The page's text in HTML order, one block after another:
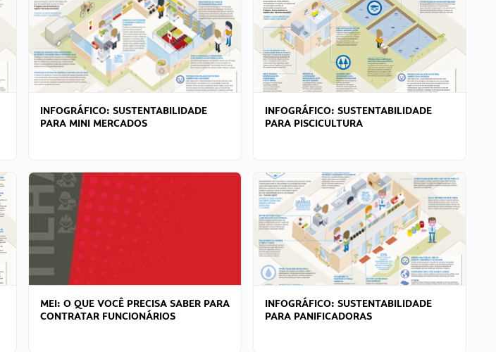
INFOGRÁFICO: SUSTENTABILIDADE
PARA MINI MERCADOS
INFOGRÁFICO: SUSTENTABILIDADE
PARA PISCICULTURA
MEI: O QUE VOCÊ PRECISA SABER PARA
CONTRATAR FUNCIONÁRIOS
INFOGRÁFICO: SUSTENTABILIDADE
PARA PANIFICADORAS